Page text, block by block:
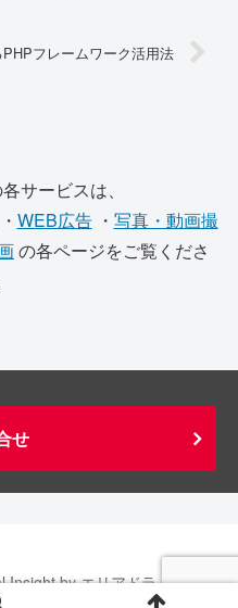
フレームワーク活用法
サービスは、
・ WEB広告・ 写真・動画撮
の各ページをご覧くださ
せ
Insight by エリアドライブ.